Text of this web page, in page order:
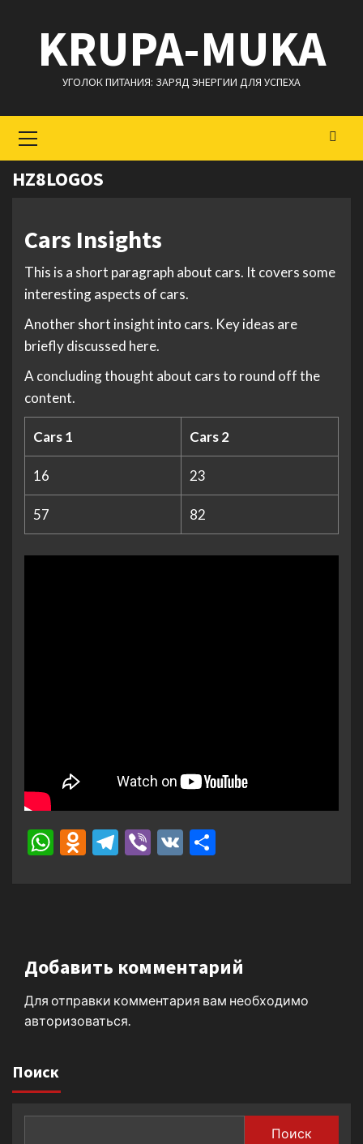
содержимому
KRUPA-MUKA
УГОЛОК ПИТАНИЯ: ЗАРЯД ЭНЕРГИИ ДЛЯ УСПЕХА
меню
HZ8LOGOS
Cars Insights
This is a short paragraph about cars. It covers some
interesting aspects of cars.
Another short insight into cars. Key ideas are
briefly discussed here.
A concluding thought about cars to round off the
content.
Cars 1 Cars 2
16 23
57 82
WhatsApp
Odnoklassniki
Telegram
Viber
VK
Добавить комментарий
Для отправки комментария вам необходимо
авторизоваться
Поиск
Поиск